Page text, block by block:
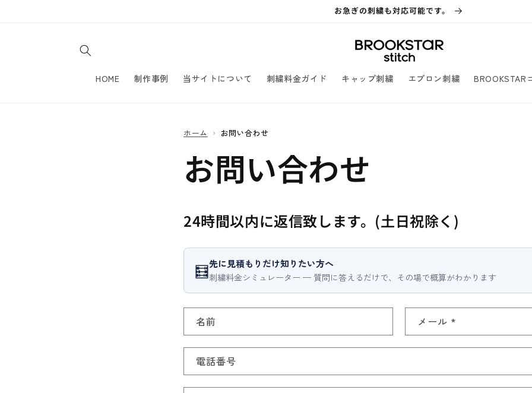
お急ぎの刺繍も対応可能です。
HOME 制作事例 当サイトについて 刺繍料金ガイド キャップ刺繍 エプロン刺繍 BROOKSTAR
ホーム お問い合わせ
お問い合わせ
24時間以内に返信致します。(土日祝除く)
🧮先に見積もりだけ知りたい方へ
刺繍料金シミュレーター — 質問に答えるだけで、その場で概算がわかります
名前 メール *
電話番号